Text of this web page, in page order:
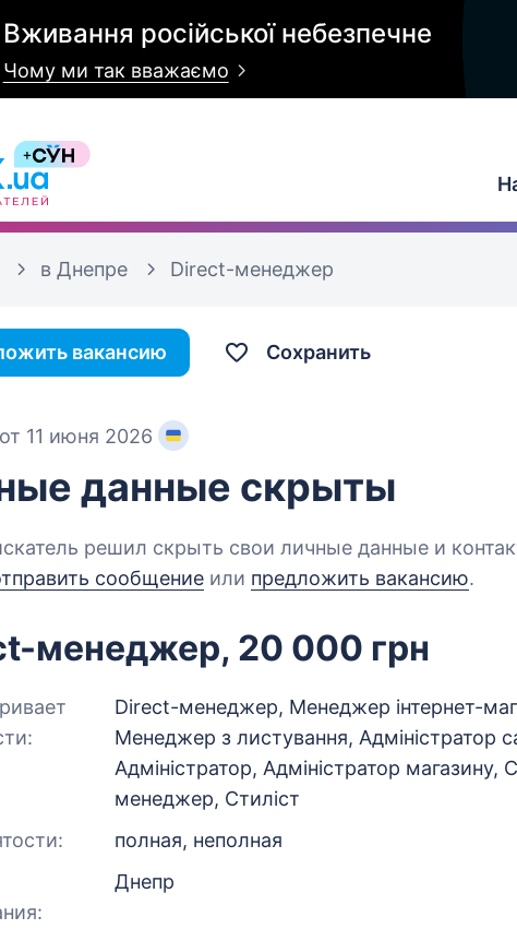
Вживання російської небезпечне
Чому ми так вважаємо
в Днепре Direct-менеджер
вакансию Сохранить
11 июня 2026
данные скрыты
решил скрыть свои личные данные и
сообщение или предложить вакансию.
менеджер, 20 000 грн
Direct-менеджер, Менеджер інтернет-
Менеджер з листування, Адміністратор
Адміністратор, Адміністратор магазину,
менеджер, Стиліст
полная, неполная
Днепр